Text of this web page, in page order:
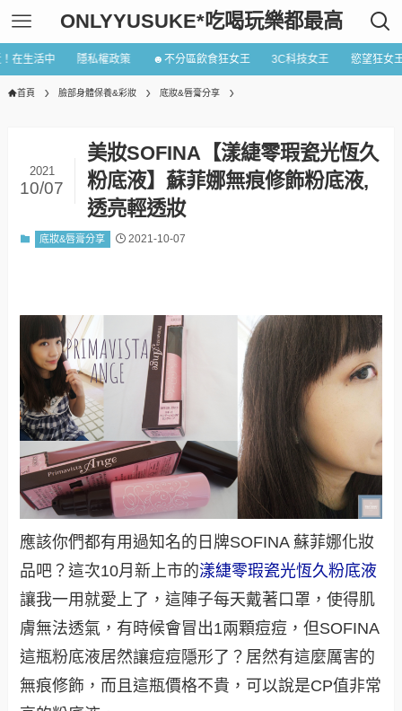
ONLYYUSUKE*吃喝玩樂都最高
在生活中 隱私權政策 ☻不分區飲食狂女王 3C科技女王 慾望狂女
首頁 臉部身體保養&彩妝 底妝&唇膏分享
美妝SOFINA【漾緁零瑕瓷光恆久
粉底液】蘇菲娜無痕修飾粉底液,
透亮輕透妝
2021
10/07
底妝&唇膏分享 2021-10-07
應該你們都有用過知名的日牌SOFINA 蘇菲娜化妝
品吧？這次10月新上市的漾緁零瑕瓷光恆久粉底液
讓我一用就愛上了，這陣子每天戴著口罩，使得肌
膚無法透氣，有時候會冒出1兩顆痘痘，但SOFINA
這瓶粉底液居然讓痘痘隱形了？居然有這麼厲害的
無痕修飾，而且這瓶價格不貴，可以說是CP值非常